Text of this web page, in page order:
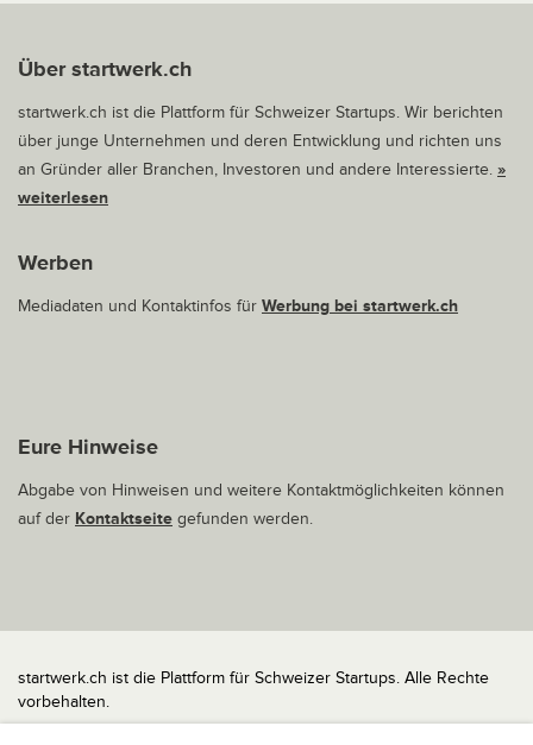
Über startwerk.ch
startwerk.ch ist die Plattform für Schweizer Startups. Wir berichten
über junge Unternehmen und deren Entwicklung und richten uns
an Gründer aller Branchen, Investoren und andere Interessierte. »
weiterlesen
Werben
Mediadaten und Kontaktinfos für Werbung bei startwerk.ch
Eure Hinweise
Abgabe von Hinweisen und weitere Kontaktmöglichkeiten können
auf der Kontaktseite gefunden werden.
startwerk.ch ist die Plattform für Schweizer Startups. Alle Rechte
vorbehalten.